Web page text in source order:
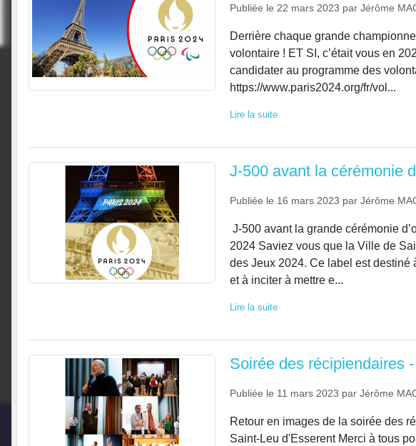
Publiée le 22 mars 2023 par Jérôme
Derrière chaque grande
volontaire ! ET SI, c’était vous en
candidater au programme des
https://www.paris2024.org/fr/vol...
Lire la suite
J-500 avant la cérémonie
Publiée le 16 mars 2023 par Jérôme
J-500 avant la grande cérémonie
2024 Saviez vous que la Ville de
des Jeux 2024. Ce label est destiné
et à inciter à mettre e...
Lire la suite
Soirée des récipiendaires
Publiée le 11 mars 2023 par Jérôme
Retour en images de la soirée des
Saint-Leu d'Esserent Merci à tous